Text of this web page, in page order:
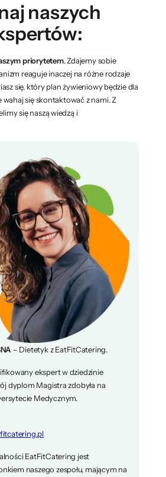
naszych
priorytetem. Zdajemy sobie
reaguje inaczej na różne rodzaje
się, który plan żywieniowy będzie dla
wahaj się skontaktować z nami. Z
się naszą wiedzą i
– Dietetyk z EatFitCatering.
ekspert w dziedzinie
dyplom Magistra zdobyła na
Medycznym.
EatFitCatering jest
naszego zespołu, mającym na